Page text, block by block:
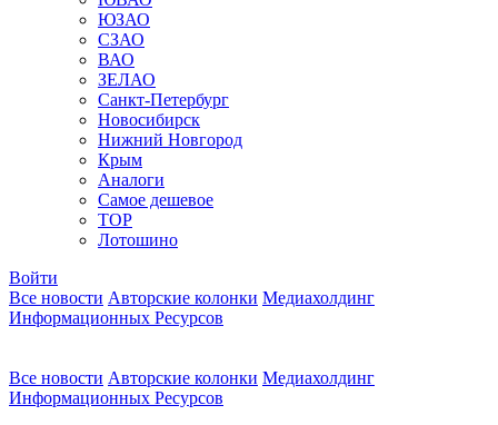
ЮЗАО
СЗАО
ВАО
ЗЕЛАО
Санкт-Петербург
Новосибирск
Нижний Новгород
Крым
Аналоги
Самое дешевое
TOP
Лотошино
Войти
Все новости Авторские колонки Медиахолдинг
Информационных Ресурсов
Все новости Авторские колонки Медиахолдинг
Информационных Ресурсов